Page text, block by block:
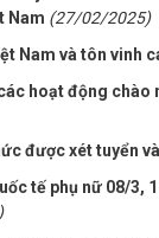
Nam (27/02/2025)
Nam và tôn vinh
hoạt động
được xét tuyển
tế phụ nữ 08/3,